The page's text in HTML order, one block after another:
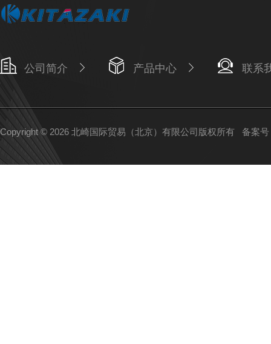
公司简介 产品中心 联系
Copyright © 2026 北崎国际贸易（北京）有限公司版权所有 备案号